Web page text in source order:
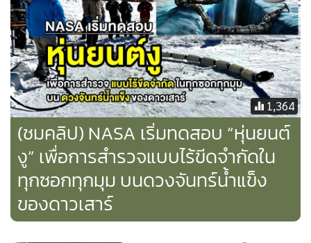
ระยะใกล้ อย่างไรก็ตาม วงโคจรของยานอวกาศ HOPE ไม่
สามารถเข้าใกล้ดวงจันทร์โฟโบส(Phobos) ดวงจันทร์อีกดวง
ของดาวอังคารที่อยู่ใกล้ดาวอังคารในระยะน้อยกว่า 10,000
กิโลเมตรได้ จึงเป็นที่น่าเสียดายในเรื่องนี้
1,364
(ชมคลิป) NASA เริ่มทดสอบ “หุ่นยนต์
งู” เพื่อการสำรวจแบบไร้ขีดจำกัดใน
ทุกซอกทุกมุม บนดวงจันทร์น้ำแข็ง
ของดาวเสาร์